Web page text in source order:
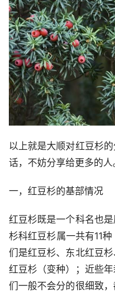
以上就是大顺对红豆杉
话，不妨分享给更多的人
一，红豆杉的基部情况
红豆杉既是一个科名也
杉科红豆杉属一共有11
们是红豆杉、东北红豆
红豆杉（变种）；近些
们一般不会分的很细致